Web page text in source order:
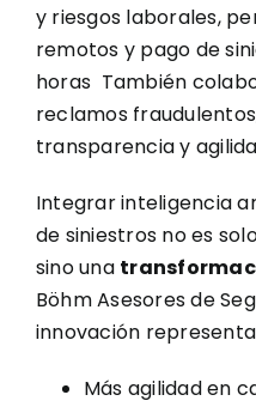
y riesgos laborales,
remotos y pago de
horas También
reclamos
transparencia y
Integrar inteligencia
de siniestros no es
sino una
Böhm Asesores de
innovación
Más agilidad en